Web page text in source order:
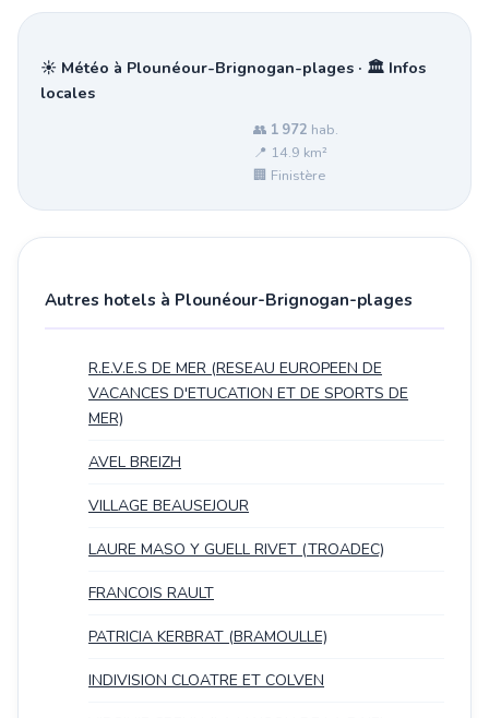
☀️ Météo à Plounéour-Brignogan-plages · 🏛️ Infos
locales
👥 1 972 hab.
📍 14.9 km²
🏢 Finistère
Autres hotels à Plounéour-Brignogan-plages
R.E.V.E.S DE MER (RESEAU EUROPEEN DE
VACANCES D'ETUCATION ET DE SPORTS DE
MER)
AVEL BREIZH
VILLAGE BEAUSEJOUR
LAURE MASO Y GUELL RIVET (TROADEC)
FRANCOIS RAULT
PATRICIA KERBRAT (BRAMOULLE)
INDIVISION CLOATRE ET COLVEN